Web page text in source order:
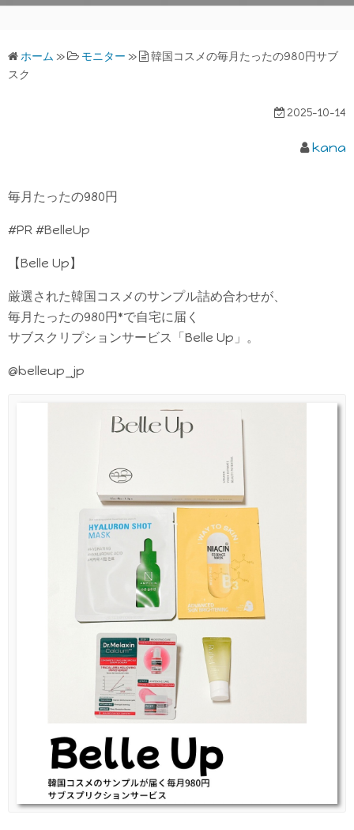
ホーム » モニター »
韓国コスメの毎月たったの980円サブ
スク
2025-10-14
kana
毎月たったの980円
#PR #BelleUp
【Belle Up】
厳選された韓国コスメのサンプル詰め合わせが、
毎月たったの980円*で自宅に届く
サブスクリプションサービス「Belle Up」。
@belleup_jp